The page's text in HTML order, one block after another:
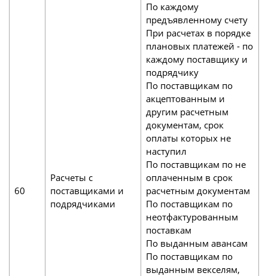
60
Расчеты с
поставщиками и
подрядчиками
По каждому
предъявленному счету
При расчетах в порядке
плановых платежей - по
каждому поставщику и
подрядчику
По поставщикам по
акцептованным и
другим расчетным
документам, срок
оплаты которых не
наступил
По поставщикам по не
оплаченным в срок
расчетным документам
По поставщикам по
неотфактурованным
поставкам
По выданным авансам
По поставщикам по
выданным векселям,